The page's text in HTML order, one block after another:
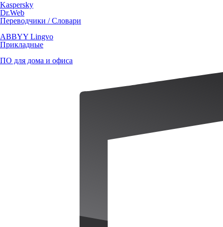
Kaspersky
Dr.Web
Переводчики / Словари
ABBYY Lingvo
Прикладные
ПО для дома и офиса